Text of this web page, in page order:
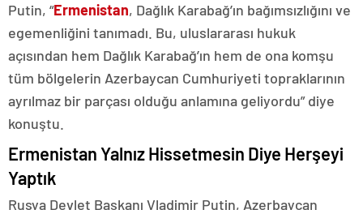
Putin, “Ermenistan, Dağlık Karabağ’ın bağımsızlığını ve
egemenliğini tanımadı. Bu, uluslararası hukuk
açısından hem Dağlık Karabağ’ın hem de ona komşu
tüm bölgelerin Azerbaycan Cumhuriyeti topraklarının
ayrılmaz bir parçası olduğu anlamına geliyordu” diye
konuştu.
Ermenistan Yalnız Hissetmesin Diye Herşeyi
Yaptık
Rusya Devlet Başkanı Vladimir Putin, Azerbaycan